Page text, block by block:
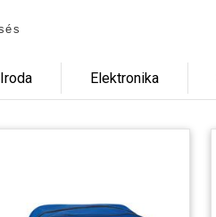
Iroda Elektronika